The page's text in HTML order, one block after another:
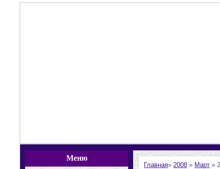
Меню
Главная» 2008 » Март »